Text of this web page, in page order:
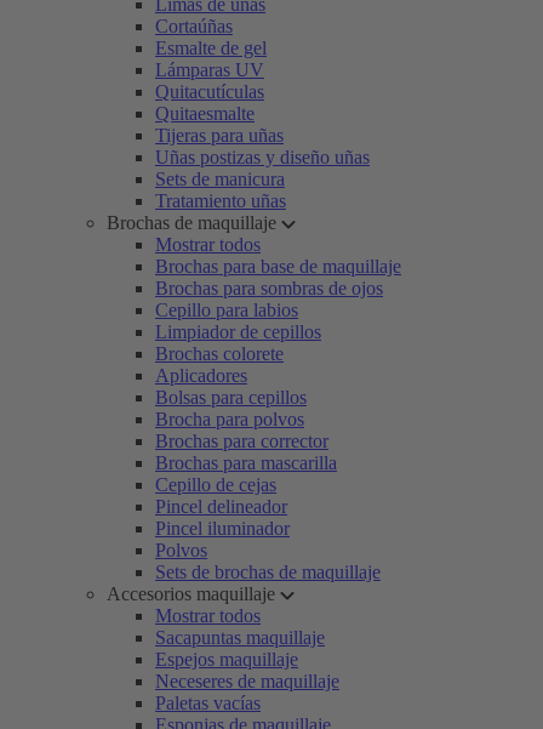
Limas de uñas
Cortaúñas
Esmalte de gel
Lámparas UV
Quitacutículas
Quitaesmalte
Tijeras para uñas
Uñas postizas y diseño uñas
Sets de manicura
Tratamiento uñas
Brochas de maquillaje
Mostrar todos
Brochas para base de maquillaje
Brochas para sombras de ojos
Cepillo para labios
Limpiador de cepillos
Brochas colorete
Aplicadores
Bolsas para cepillos
Brocha para polvos
Brochas para corrector
Brochas para mascarilla
Cepillo de cejas
Pincel delineador
Pincel iluminador
Polvos
Sets de brochas de maquillaje
Accesorios maquillaje
Mostrar todos
Sacapuntas maquillaje
Espejos maquillaje
Neceseres de maquillaje
Paletas vacías
Esponjas de maquillaje